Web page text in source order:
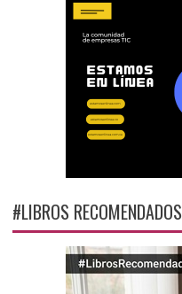
#LIBROS RECOMENDADOS